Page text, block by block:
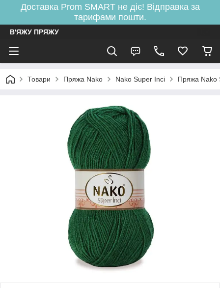
Доставка Prom SMART не діє! Відправка за
тарифами пошти.
В'ЯЖУ ПРЯЖУ
Товари Пряжа Nako Nako Super Inci Пряжа Nako